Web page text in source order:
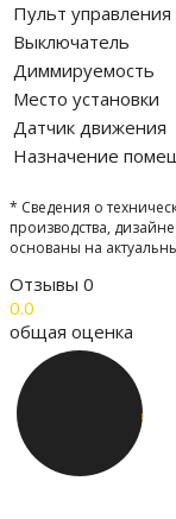
Пульт управления
Выключатель
Диммируемость
Место установки
Датчик движения
Назначение
* Сведения о
производства,
основаны на
Отзывы 0
0.0
общая оценка